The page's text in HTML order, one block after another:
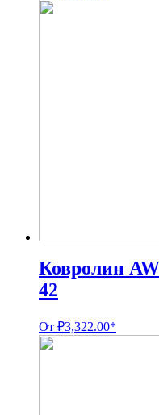
Ковролин
42
От ₽3,322.00*